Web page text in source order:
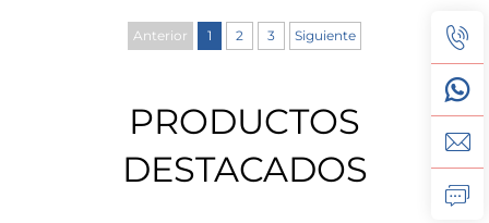
Anterior 1 2 3 Siguiente
PRODUCTOS
DESTACADOS